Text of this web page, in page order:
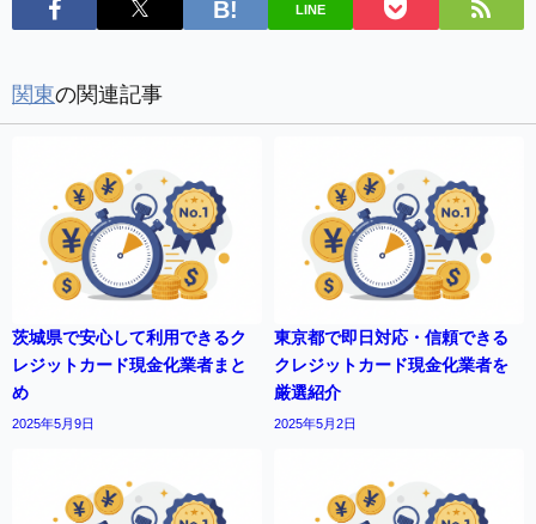
LINE
関東の関連記事
茨城県で安心して利用できるク
レジットカード現金化業者まと
め
2025年5月9日
東京都で即日対応・信頼できる
クレジットカード現金化業者を
厳選紹介
2025年5月2日